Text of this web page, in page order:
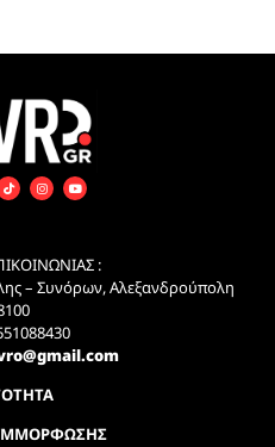
:
– Συνόρων, Αλεξανδρούπολη